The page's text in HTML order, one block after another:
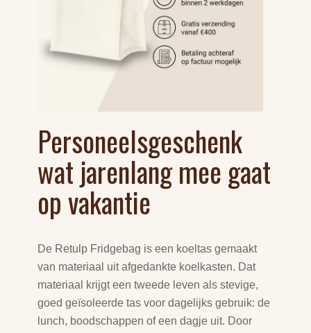
Personeelsgeschenk
wat jarenlang mee gaat
op vakantie
De Retulp Fridgebag is een koeltas gemaakt
van materiaal uit afgedankte koelkasten. Dat
materiaal krijgt een tweede leven als stevige,
goed geïsoleerde tas voor dagelijks gebruik: de
lunch, boodschappen of een dagje uit. Door